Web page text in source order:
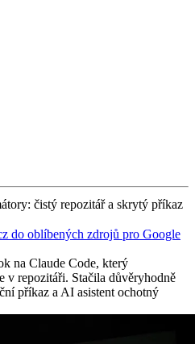
čistý repozitář a skrytý příkaz
do oblíbených zdrojů pro Google
na Claude Code, který
v repozitáři. Stačila důvěryhodně
příkaz a AI asistent ochotný